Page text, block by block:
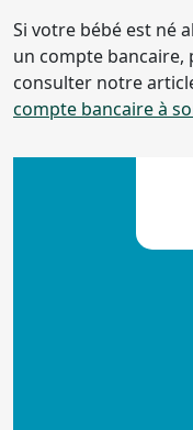
Si votre bébé est né
un compte bancaire,
consulter notre
compte bancaire à